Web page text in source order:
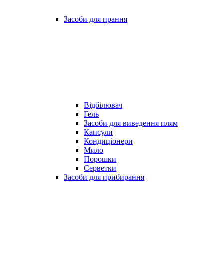
Засоби для прання
Відбілювач
Гель
Засоби для виведення плям
Капсули
Кондиціонери
Мило
Порошки
Серветки
Засоби для прибирання